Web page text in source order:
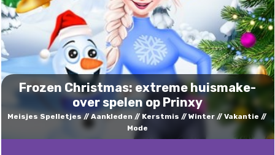
Frozen Christmas: extreme huismake-
over spelen op Prinxy
Meisjes Spelletjes Aankleden Kerstmis Winter
Vakantie
Mode